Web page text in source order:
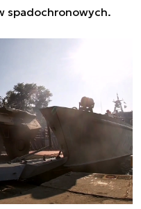
spadochronowych.